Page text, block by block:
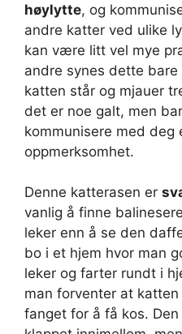
høylytte, og
andre katter ved ulike
kan være litt vel mye
andre synes dette bare
katten står og mjauer
det er noe galt, men
kommunisere med deg
oppmerksomhet.
Denne katterasen er
vanlig å finne
leker enn å se den
bo i et hjem hvor man
leker og farter rundt i
man forventer at
fanget for å få kos.